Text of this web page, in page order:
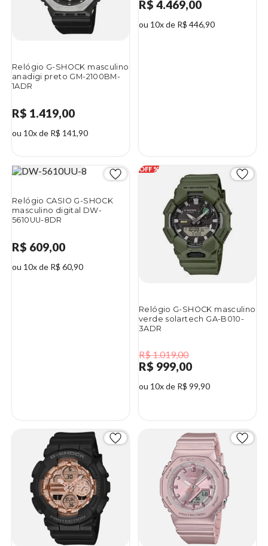
Relógio G-SHOCK masculino
anadigi preto GM-2100BM-
1ADR
R$ 1.419,00
ou 10x de R$ 141,90
R$ 4.469,00
ou 10x de R$ 446,90
Relógio CASIO G-SHOCK
masculino digital DW-
5610UU-8DR
R$ 609,00
ou 10x de R$ 60,90
Relógio G-SHOCK masculino
verde solartech GA-B010-
3ADR
R$ 1.019,00
R$ 999,00
ou 10x de R$ 99,90